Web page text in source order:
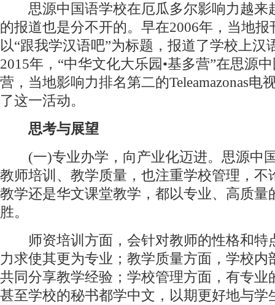
思源中国语学校在厄瓜多尔影响力越来
的报道也是分不开的。早在2006年，当地报
以“跟我学汉语吧”为标题，报道了学校上汉
2015年，“中华文化大乐园•基多营”在思源
营，当地影响力排名第二的Teleamazonas电
了这一活动。
思考与展望
(一)专业办学，向产业化迈进。思源中
教师培训、教学质量，也注重学校管理，不
教学还是华文课堂教学，都以专业、高质量
胜。
师资培训方面，会针对教师的性格和特
力求使其更为专业；教学质量方面，学校内
共同分享教学经验；学校管理方面，有专业
甚至学校的秘书都学中文，以期更好地与学